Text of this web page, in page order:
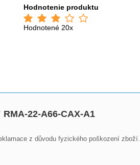
Hodnotenie produktu
Hodnotené 20x
22-A66-CAX-A1
z důvodu fyzického poškození zboží.